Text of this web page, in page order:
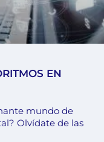
EN
mundo de
Olvídate de las